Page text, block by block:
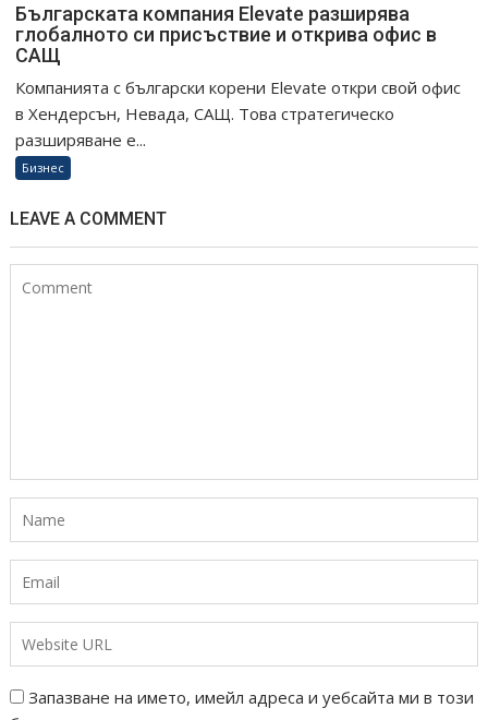
Българската компания Elevate разширява
глобалното си присъствие и открива офис в
САЩ
Компанията с български корени Elevate откри свой офис
в Хендерсън, Невада, САЩ. Това стратегическо
разширяване е...
Бизнес
LEAVE A COMMENT
Запазване на името, имейл адреса и уебсайта ми в този